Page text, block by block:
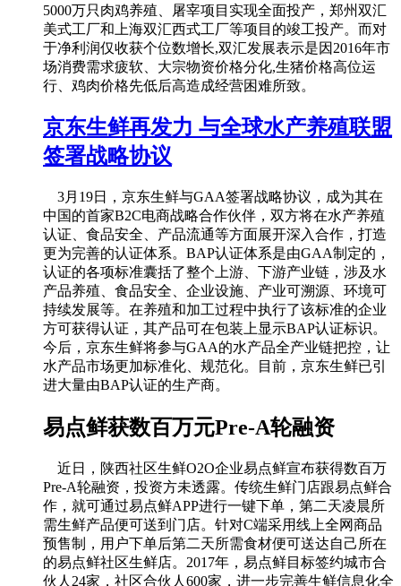
5000万只肉鸡养殖、屠宰项目实现全面投产，郑州双汇
美式工厂和上海双汇西式工厂等项目的竣工投产。而对
于净利润仅收获个位数增长,双汇发展表示是因2016年市
场消费需求疲软、大宗物资价格分化,生猪价格高位运
行、鸡肉价格先低后高造成经营困难所致。
京东生鲜再发力 与全球水产养殖联盟
签署战略协议
3月19日，京东生鲜与GAA签署战略协议，成为其在
中国的首家B2C电商战略合作伙伴，双方将在水产养殖
认证、食品安全、产品流通等方面展开深入合作，打造
更为完善的认证体系。BAP认证体系是由GAA制定的，
认证的各项标准囊括了整个上游、下游产业链，涉及水
产品养殖、食品安全、企业设施、产业可溯源、环境可
持续发展等。在养殖和加工过程中执行了该标准的企业
方可获得认证，其产品可在包装上显示BAP认证标识。
今后，京东生鲜将参与GAA的水产品全产业链把控，让
水产品市场更加标准化、规范化。目前，京东生鲜已引
进大量由BAP认证的生产商。
易点鲜获数百万元Pre-A轮融资
近日，陕西社区生鲜O2O企业易点鲜宣布获得数百万
Pre-A轮融资，投资方未透露。传统生鲜门店跟易点鲜合
作，就可通过易点鲜APP进行一键下单，第二天凌晨所
需生鲜产品便可送到门店。针对C端采用线上全网商品
预售制，用户下单后第二天所需食材便可送达自己所在
的易点鲜社区生鲜店。2017年，易点鲜目标签约城市合
伙人24家，社区合伙人600家，进一步完善生鲜信息化全